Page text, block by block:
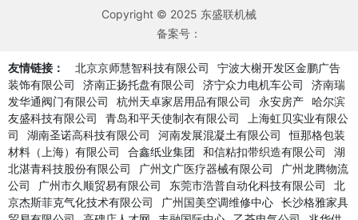
Copyright © 2025 东盛联机械
备案号：
友情链接： 北京京师慧智科技有限公司
宁波大榭开发区金鹏广告
装饰有限公司
济南正扬托盘有限公司 济宁众力电机车公司
济南瑞
发华通阀门有限公司
杭州天卓家居用品有限公司 永安房产 哈尔滨
友盛科技有限公司
青岛和平天使制衣有限公司
上海虹贝实业有限公
司
湖南圣诺高科技有限公司 河南发展混凝土有限公司
恒那格包装
材料（上海）有限公司
合鑫纸业集团 和信粘扣带织造有限公司
湖
北湛青科技股份有限公司
广州文广医疗器械有限公司
广州龙腾物流
公司
广州市久顺贸易有限公司 东莞市浩普自动化科技有限公司
北
京杰斯菲克气化技术有限公司
广州国美空调维修中心 长沙格雅家具